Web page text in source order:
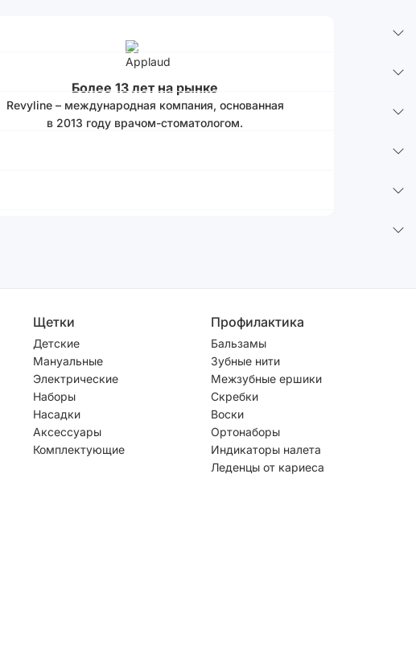
Более 13 лет на рынке
Revyline – международная компания, основанная
в 2013 году врачом-стоматологом.
Щетки
Детские
Мануальные
Электрические
Наборы
Насадки
Аксессуары
Комплектующие
Профилактика
Бальзамы
Зубные нити
Межзубные ершики
Скребки
Воски
Ортонаборы
Индикаторы налета
Леденцы от кариеса